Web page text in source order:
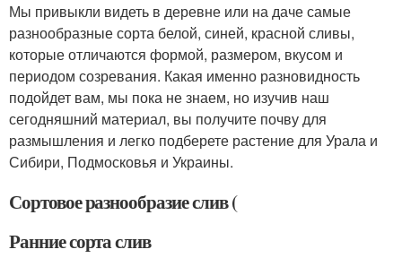
Мы привыкли видеть в деревне или на даче самые
разнообразные сорта белой, синей, красной сливы,
которые отличаются формой, размером, вкусом и
периодом созревания. Какая именно разновидность
подойдет вам, мы пока не знаем, но изучив наш
сегодняшний материал, вы получите почву для
размышления и легко подберете растение для Урала и
Сибири, Подмосковья и Украины.
Сортовое разнообразие слив (
Ранние сорта слив